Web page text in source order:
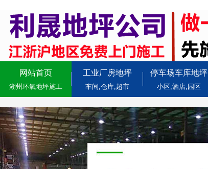
网站首页
湖州环氧地坪施工
工业厂房地坪
车间,仓库,超市
停车场车库地坪
小区,酒店,园区